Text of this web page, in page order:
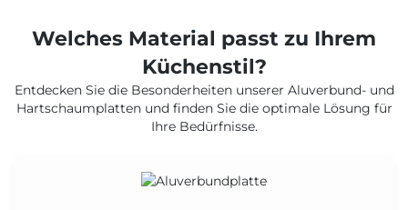
Welches Material passt zu Ihrem
Küchenstil?
Entdecken Sie die Besonderheiten unserer Aluverbund- und
Hartschaumplatten und finden Sie die optimale Lösung für
Ihre Bedürfnisse.